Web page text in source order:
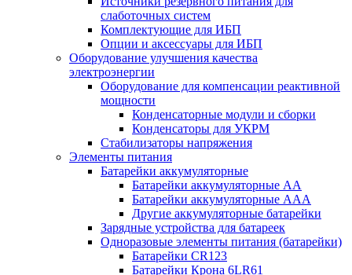
слаботочных систем
Комплектующие для ИБП
Опции и аксессуары для ИБП
Оборудование улучшения качества
электроэнергии
Оборудование для компенсации реактивной
мощности
Конденсаторные модули и сборки
Конденсаторы для УКРМ
Стабилизаторы напряжения
Элементы питания
Батарейки аккумуляторные
Батарейки аккумуляторные АА
Батарейки аккумуляторные ААА
Другие аккумуляторные батарейки
Зарядные устройства для батареек
Одноразовые элементы питания (батарейки)
Батарейки CR123
Батарейки Крона 6LR61